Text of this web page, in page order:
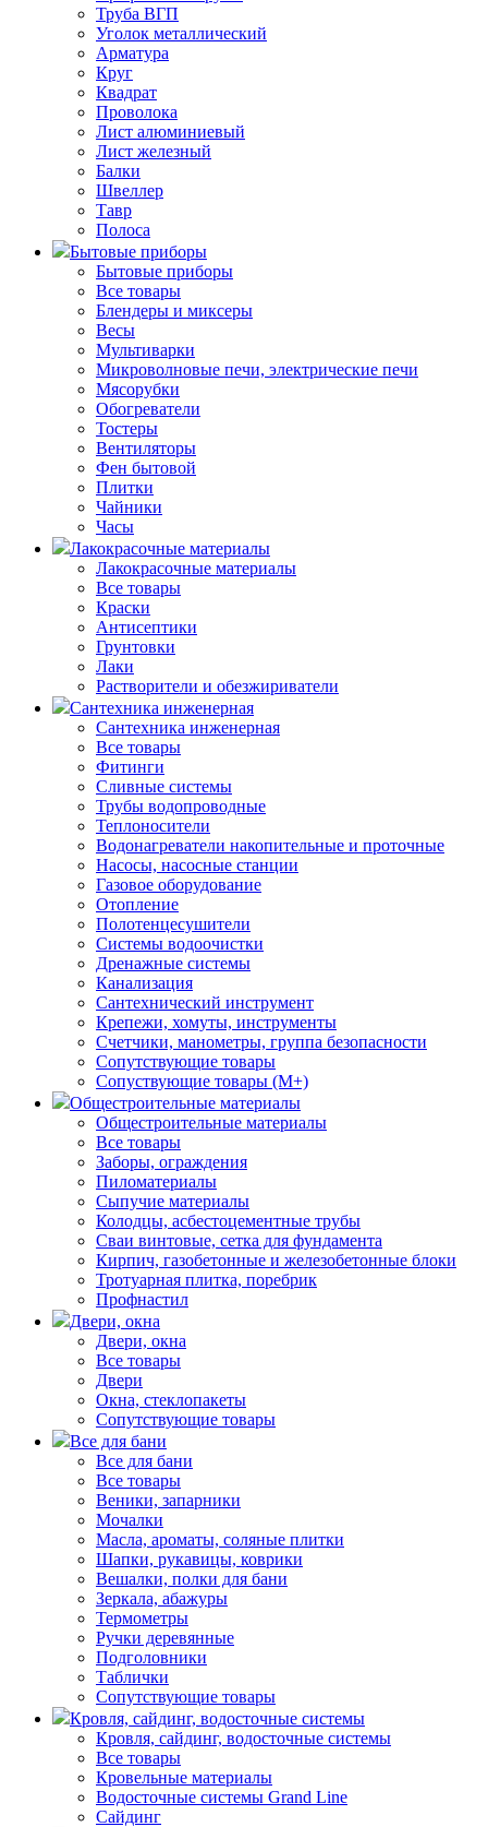
Труба ВГП
Уголок металлический
Арматура
Круг
Квадрат
Проволока
Лист алюминиевый
Лист железный
Балки
Швеллер
Тавр
Полоса
Бытовые приборы
Бытовые приборы
Все товары
Блендеры и миксеры
Весы
Мультиварки
Микроволновые печи, электрические печи
Мясорубки
Обогреватели
Тостеры
Вентиляторы
Фен бытовой
Плитки
Чайники
Часы
Лакокрасочные материалы
Лакокрасочные материалы
Все товары
Краски
Антисептики
Грунтовки
Лаки
Растворители и обезжириватели
Сантехника инженерная
Сантехника инженерная
Все товары
Фитинги
Сливные системы
Трубы водопроводные
Теплоносители
Водонагреватели накопительные и проточные
Насосы, насосные станции
Газовое оборудование
Отопление
Полотенцесушители
Системы водоочистки
Дренажные системы
Канализация
Сантехнический инструмент
Крепежи, хомуты, инструменты
Счетчики, манометры, группа безопасности
Сопутствующие товары
Сопуствующие товары (М+)
Общестроительные материалы
Общестроительные материалы
Все товары
Заборы, ограждения
Пиломатериалы
Сыпучие материалы
Колодцы, асбестоцементные трубы
Сваи винтовые, сетка для фундамента
Кирпич, газобетонные и железобетонные блоки
Тротуарная плитка, поребрик
Профнастил
Двери, окна
Двери, окна
Все товары
Двери
Окна, стеклопакеты
Сопутствующие товары
Все для бани
Все для бани
Все товары
Веники, запарники
Мочалки
Масла, ароматы, соляные плитки
Шапки, рукавицы, коврики
Вешалки, полки для бани
Зеркала, абажуры
Термометры
Ручки деревянные
Подголовники
Таблички
Сопутствующие товары
Кровля, сайдинг, водосточные системы
Кровля, сайдинг, водосточные системы
Все товары
Кровельные материалы
Водосточные системы Grand Line
Сайдинг